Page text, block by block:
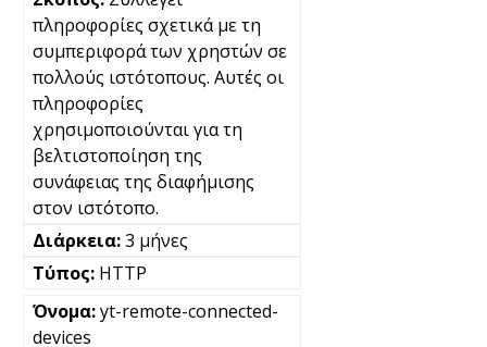
πληροφορίες σχετικά με τη
συμπεριφορά των χρηστών σε
πολλούς ιστότοπους. Αυτές οι
πληροφορίες
χρησιμοποιούνται για τη
βελτιστοποίηση της
συνάφειας της διαφήμισης
στον ιστότοπο.
3 μήνες
HTTP
yt-remote-connected-
devices